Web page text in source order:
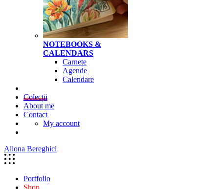
NOTEBOOKS &
CALENDARS
Carnete
Agende
Calendare
Colecții
About me
Contact
My account
Aliona Bereghici
Portfolio
Shop